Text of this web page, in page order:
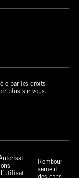
e par les droits
plus sur vous.
ions
Rembour
sement
des dons